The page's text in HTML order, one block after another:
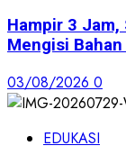
Hampir 3
Mengisi
03/08/2026 0
EDUKASI